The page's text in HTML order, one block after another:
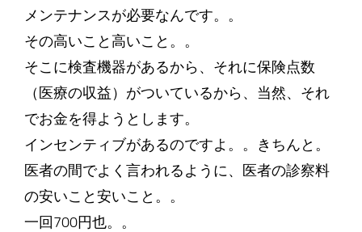
メンテナンスが必要なんです。。
その高いこと高いこと。。
そこに検査機器があるから、それに保険点数
（医療の収益）がついているから、当然、それ
でお金を得ようとします。
インセンティブがあるのですよ。。きちんと。
医者の間でよく言われるように、医者の診察料
の安いこと安いこと。。
一回700円也。。